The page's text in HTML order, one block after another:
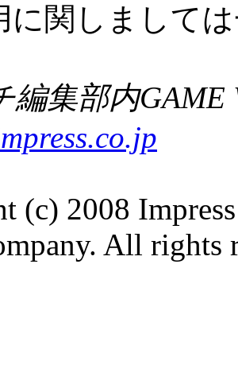
に関しまして
編集部内GAME
(c) 2008
All rights